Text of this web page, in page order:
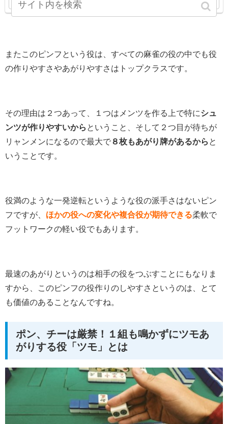
またこのピンフという役は、すべての麻雀の役の中でも役
の作りやすさやあがりやすさはトップクラスです。
その理由は２つあって、１つはメンツを作る上で特にシュ
ンツが作りやすいから ということ、そして２つ目が待ちが
リャンメンになるので最大で８枚もあがり牌があるから と
いうことです。
役満のような一発逆転というような役の派手さはないピン
フですが、 ほかの役への変化や複合役が期待できる柔軟で
フットワークの軽い役でもあります。
最速のあがりというのは相手の役をつぶすことにもなりま
すから、このピンフの役作りのしやすさというのは、とて
も価値のあることなんですね。
ポン、チーは厳禁！１組も鳴かずにツモあ
がりする役「ツモ」とは